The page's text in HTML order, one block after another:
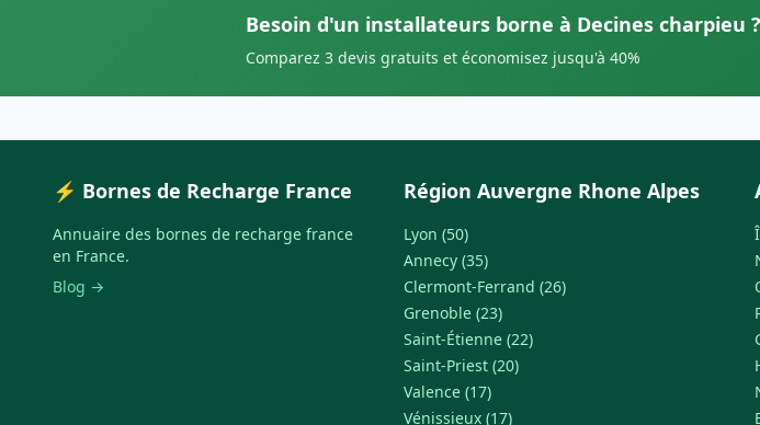
Besoin d'un installateurs borne à Decines charpieu ?
Comparez 3 devis gratuits et économisez jusqu'à 40%
⚡ Bornes de Recharge France
Annuaire des bornes de recharge france
en France.
Blog →
Région Auvergne Rhone Alpes
Lyon (50)
Annecy (35)
Clermont-Ferrand (26)
Grenoble (23)
Saint-Étienne (22)
Saint-Priest (20)
Valence (17)
Vénissieux (17)